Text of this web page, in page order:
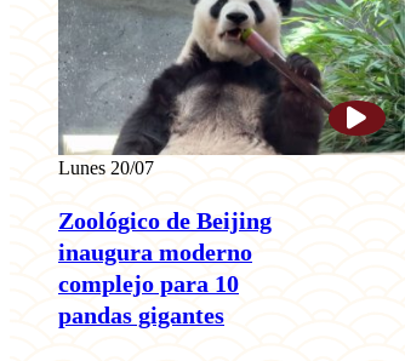
Lunes 20/07
Zoológico de Beijing
inaugura moderno
complejo para 10
pandas gigantes